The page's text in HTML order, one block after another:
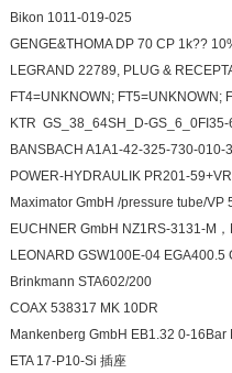
Bikon 1011-019-025
GENGE&THOMA DP 70 CP 1k??
LEGRAND 22789, PLUG &
FT4=UNKNOWN;
KTR GS_38_64SH_D-
BANSBACH A1A1-42-325-730-
POWER-HYDRAULIK PR201-
Maximator GmbH /pressure tube/
EUCHNER GmbH NZ1RS-3131-M
LEONARD GSW100E-04
Brinkmann STA602/200
COAX 538317 MK 10DR
Mankenberg GmbH EB1.32 0-
ETA 17-P10-Si 插座